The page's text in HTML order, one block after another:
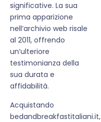
significative. La sua
prima apparizione
nell’archivio web risale
al 2011, offrendo
un’ulteriore
testimonianza della
sua durata e
affidabilità.
Acquistando
bedandbreakfastitaliani.it,